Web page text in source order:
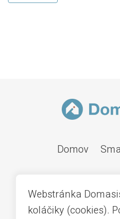
Domov
Webstránka
koláčiky (cookies).